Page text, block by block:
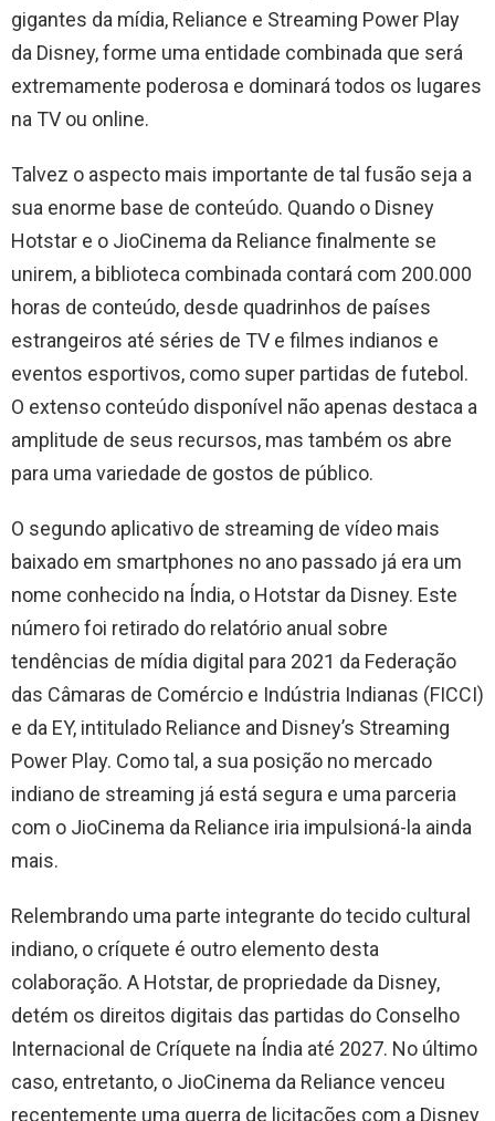
gigantes da mídia, Reliance e Streaming Power Play
da Disney, forme uma entidade combinada que será
extremamente poderosa e dominará todos os lugares
na TV ou online.
Talvez o aspecto mais importante de tal fusão seja a
sua enorme base de conteúdo. Quando o Disney
Hotstar e o JioCinema da Reliance finalmente se
unirem, a biblioteca combinada contará com 200.000
horas de conteúdo, desde quadrinhos de países
estrangeiros até séries de TV e filmes indianos e
eventos esportivos, como super partidas de futebol.
O extenso conteúdo disponível não apenas destaca a
amplitude de seus recursos, mas também os abre
para uma variedade de gostos de público.
O segundo aplicativo de streaming de vídeo mais
baixado em smartphones no ano passado já era um
nome conhecido na Índia, o Hotstar da Disney. Este
número foi retirado do relatório anual sobre
tendências de mídia digital para 2021 da Federação
das Câmaras de Comércio e Indústria Indianas (FICCI)
e da EY, intitulado Reliance and Disney’s Streaming
Power Play. Como tal, a sua posição no mercado
indiano de streaming já está segura e uma parceria
com o JioCinema da Reliance iria impulsioná-la ainda
mais.
Relembrando uma parte integrante do tecido cultural
indiano, o críquete é outro elemento desta
colaboração. A Hotstar, de propriedade da Disney,
detém os direitos digitais das partidas do Conselho
Internacional de Críquete na Índia até 2027. No último
caso, entretanto, o JioCinema da Reliance venceu
recentemente uma guerra de licitações com a Disney